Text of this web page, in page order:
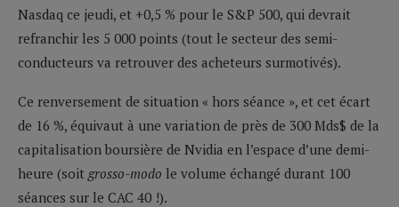
Nasdaq ce jeudi, et +0,5 % pour le S&P 500, qui devrait
refranchir les 5 000 points (tout le secteur des semi-
conducteurs va retrouver des acheteurs surmotivés).
Ce renversement de situation « hors séance », et cet écart
de 16 %, équivaut à une variation de près de 300 Mds$ de la
capitalisation boursière de Nvidia en l’espace d’une demi-
heure (soit grosso-modo le volume échangé durant 100
séances sur le CAC 40 !).